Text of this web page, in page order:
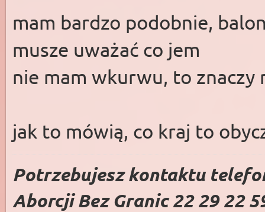
mam bardzo podobnie,
musze uważać co jem
nie mam wkurwu, to znaczy
jak to mówią, co kraj to
Potrzebujesz kontaktu
Aborcji Bez Granic 22 29 22